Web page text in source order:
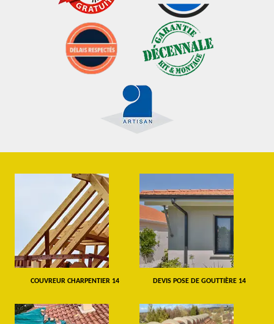
COUVREUR CHARPENTIER 14 DEVIS POSE DE GOUTTIÈRE 14